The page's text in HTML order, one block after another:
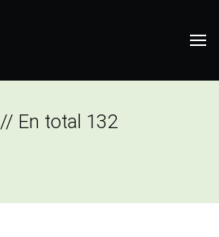
// En total 132